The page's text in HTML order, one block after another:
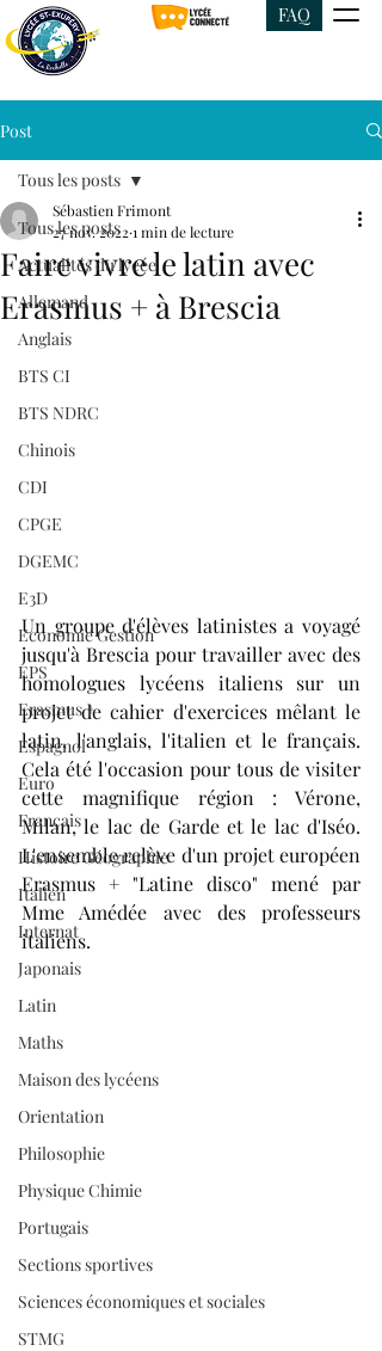
FAQ
Post
Tous les posts
Actualités du lycée
Allemand
Anglais
BTS CI
BTS NDRC
Chinois
CDI
CPGE
DGEMC
E3D
Economie Gestion
EPS
Erasmus +
Espagnol
Euro
Français
Histoire Géographie
Italien
Internat
Japonais
Latin
Maths
Maison des lycéens
Orientation
Philosophie
Physique Chimie
Portugais
Sections sportives
Sciences économiques et sociales
STMG
Tous les posts
Faire vivre le latin avec
Erasmus + à Brescia
Sébastien Frimont
27 nov. 2022 1 min de lecture
Un groupe d'élèves latinistes a voyagé
jusqu'à Brescia pour travailler avec des
homologues lycéens italiens sur un
projet de cahier d'exercices mêlant le
latin, l'anglais, l'italien et le français.
Cela été l'occasion pour tous de visiter
cette magnifique région : Vérone,
Milan, le lac de Garde et le lac d'Iséo.
L'ensemble relève d'un projet européen
Erasmus + "Latine disco" mené par
Mme Amédée avec des professeurs
italiens.